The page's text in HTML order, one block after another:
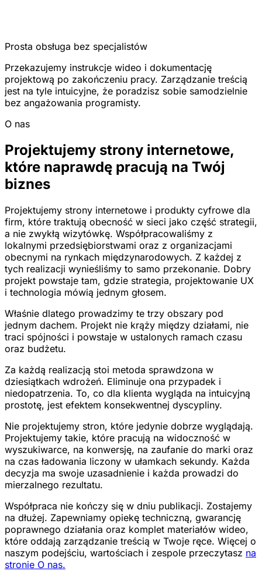
Prosta obsługa bez specjalistów
Przekazujemy instrukcje wideo i dokumentację
projektową po zakończeniu pracy. Zarządzanie treścią
jest na tyle intuicyjne, że poradzisz sobie samodzielnie
bez angażowania programisty.
O nas
Projektujemy strony internetowe,
które naprawdę pracują na Twój
biznes
Projektujemy strony internetowe i produkty cyfrowe dla
firm, które traktują obecność w sieci jako część strategii,
a nie zwykłą wizytówkę. Współpracowaliśmy z
lokalnymi przedsiębiorstwami oraz z organizacjami
obecnymi na rynkach międzynarodowych. Z każdej z
tych realizacji wynieśliśmy to samo przekonanie. Dobry
projekt powstaje tam, gdzie strategia, projektowanie UX
i technologia mówią jednym głosem.
Właśnie dlatego prowadzimy te trzy obszary pod
jednym dachem. Projekt nie krąży między działami, nie
traci spójności i powstaje w ustalonych ramach czasu
oraz budżetu.
Za każdą realizacją stoi metoda sprawdzona w
dziesiątkach wdrożeń. Eliminuje ona przypadek i
niedopatrzenia. To, co dla klienta wygląda na intuicyjną
prostotę, jest efektem konsekwentnej dyscypliny.
Nie projektujemy stron, które jedynie dobrze wyglądają.
Projektujemy takie, które pracują na widoczność w
wyszukiwarce, na konwersję, na zaufanie do marki oraz
na czas ładowania liczony w ułamkach sekundy. Każda
decyzja ma swoje uzasadnienie i każda prowadzi do
mierzalnego rezultatu.
Współpraca nie kończy się w dniu publikacji. Zostajemy
na dłużej. Zapewniamy opiekę techniczną, gwarancję
poprawnego działania oraz komplet materiałów wideo,
które oddają zarządzanie treścią w Twoje ręce. Więcej o
naszym podejściu, wartościach i zespole przeczytasz na
stronie O nas.